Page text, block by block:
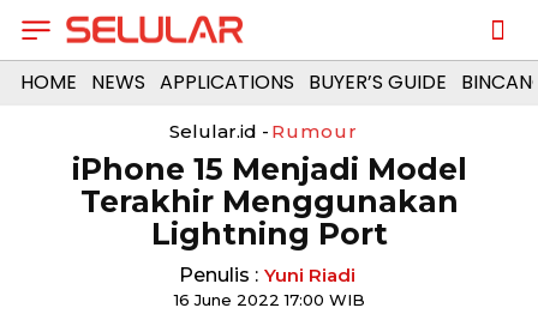
HOME NEWS APPLICATIONS BUYER’S GUIDE
Selular.id - Rumour
iPhone 15 Menjadi Model
Terakhir Menggunakan
Lightning Port
Penulis : Yuni Riadi
16 June 2022 17:00 WIB